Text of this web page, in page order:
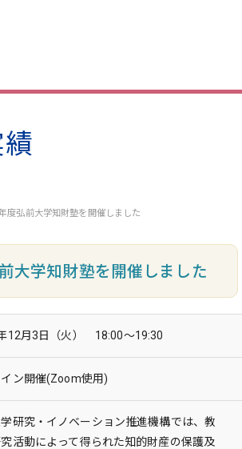
度弘前大学知財塾を開催しました
大学知財塾を開催しました
12月3日（火） 18:00～19:30
ン開催(Zoom使用)
研究・イノベーション推進機構では、教
活動によって得られた知的財産の保護及